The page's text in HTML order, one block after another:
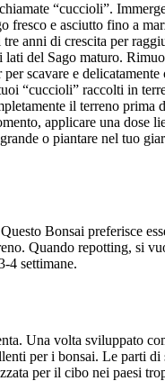
“cuccioli”.
fresco e asciutto fino a
anni di crescita per
del Sago maturo.
scavare e
“cuccioli” raccolti in
il terreno
applicare una dose
o piantare nel tuo
Bonsai preferisce
Quando repotting, si
4 settimane.
Una volta sviluppato
per i bonsai. Le parti
per il cibo nei paesi